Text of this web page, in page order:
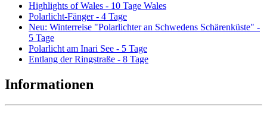
Highlights of Wales - 10 Tage Wales
Polarlicht-Fänger - 4 Tage
Neu: Winterreise "Polarlichter an Schwedens Schärenküste" -
5 Tage
Polarlicht am Inari See - 5 Tage
Entlang der Ringstraße - 8 Tage
Informationen